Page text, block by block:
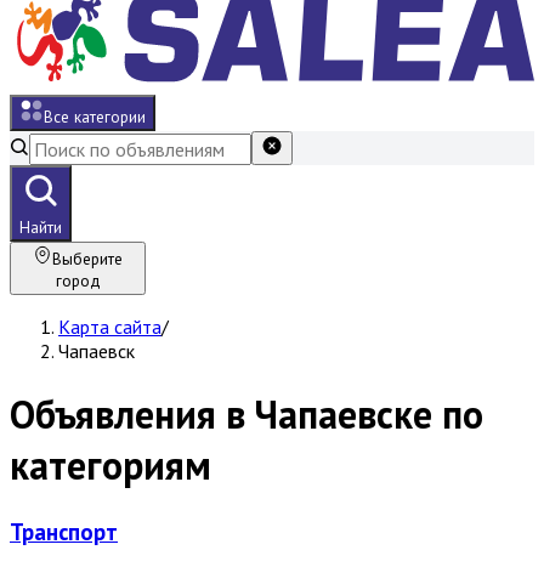
Все категории
Найти
Выберите
город
Карта сайта/
Чапаевск
Объявления в Чапаевске по
категориям
Транспорт